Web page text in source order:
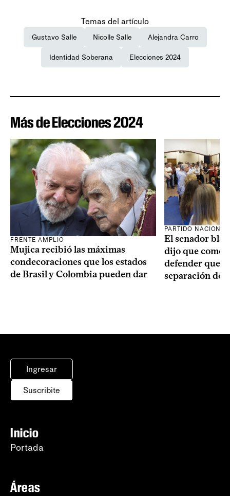
Temas del artículo
Gustavo Salle Nicolle Salle Alejandra Carro
Identidad Soberana Elecciones 2024
Más de Elecciones 2024
FRENTE AMPLIO
Mujica recibió las máximas
condecoraciones que los estados
de Brasil y Colombia pueden dar
PARTIDO NACIONAL
El senador
dijo que como
defender que
separación de
Ingresar
Suscribite
Inicio
Portada
Áreas